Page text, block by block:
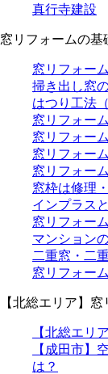
真行寺建設
窓リフォームの基
窓リフォー
掃き出し窓
はつり工法
窓リフォー
窓リフォー
窓リフォー
窓リフォー
窓枠は修理
インプラス
窓リフォー
マンション
二重窓・二
窓リフォー
【北総エリア】
【北総エリ
【成田市】
は？